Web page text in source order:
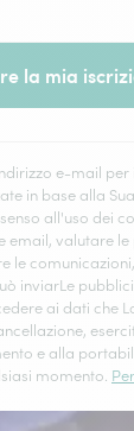
la mia
e-mail per
in base alla
all'uso dei
email, valutare
le
inviarLe
ai dati che
e alla
momento.